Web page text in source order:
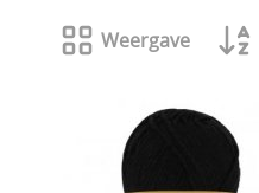
Weergave